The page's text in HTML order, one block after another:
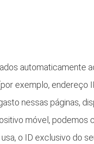
automaticamente
exemplo, endereço
nessas páginas,
móvel, podemos
o ID exclusivo do